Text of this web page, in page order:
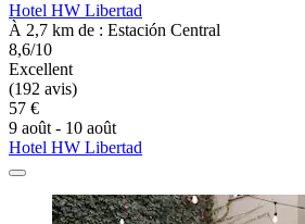
Hotel HW Libertad
À 2,7 km de : Estación Central
8,6/10
Excellent
(192 avis)
57 €
9 août - 10 août
Hotel HW Libertad